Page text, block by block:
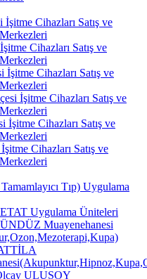
Cihazları Satış ve
Cihazları Satış ve
Cihazları Satış ve
İşitme Cihazları Satış ve
İşitme Cihazları Satış ve
Cihazları Satış ve
Tıp) Uygulama
Uygulama Üniteleri
Muayenehanesi
ULUSOY